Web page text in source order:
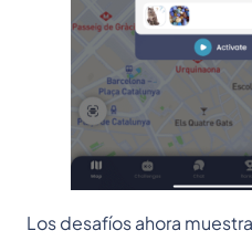
Los desafíos ahora